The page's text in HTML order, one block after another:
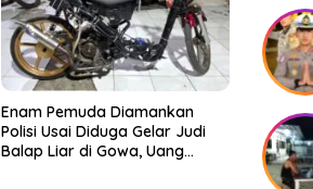
Enam Pemuda Diamankan
Polisi Usai Diduga Gelar Judi
Balap Liar di Gowa, Uang